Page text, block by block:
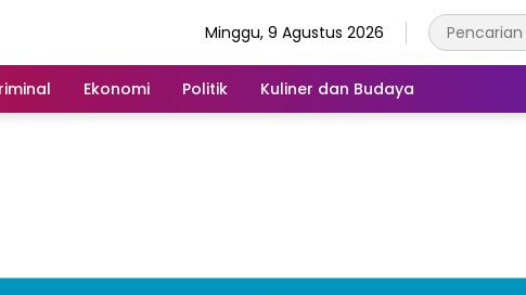
Minggu, 9 Agustus 2026
Ekonomi Politik Kuliner dan Budaya